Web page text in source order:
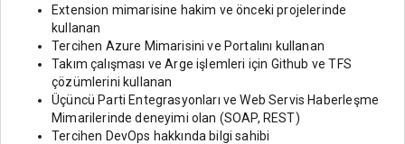
Extension mimarisine hakim ve önceki projelerinde
kullanan
Tercihen Azure Mimarisini ve Portalını kullanan
Takım çalışması ve Arge işlemleri için Github ve TFS
çözümlerini kullanan
Üçüncü Parti Entegrasyonları ve Web Servis Haberleşme
Mimarilerinde deneyimi olan (SOAP, REST)
Tercihen DevOps hakkında bilgi sahibi